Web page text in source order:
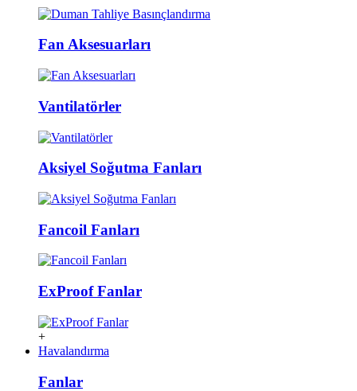
Fan Aksesuarları
Vantilatörler
Aksiyel Soğutma Fanları
Fancoil Fanları
ExProof Fanlar
+
Havalandırma
Fanlar